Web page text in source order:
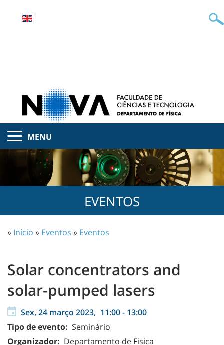
MENU
EVENTOS
» Início » Eventos » Eventos
Solar concentrators and
solar-pumped lasers
Sex, 24 março 2023, 11:00- 13:00
Tipo de evento: Seminário
Organizador: Departamento de Fisica